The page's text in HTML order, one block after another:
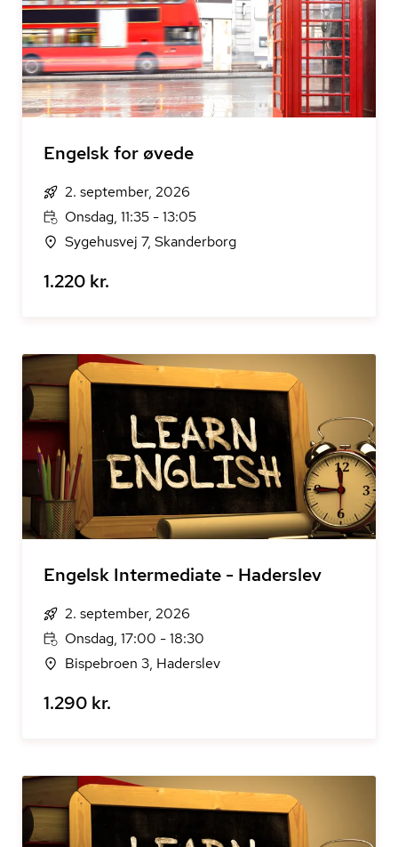
Engelsk for øvede
2. september, 2026
Onsdag, 11:35 - 13:05
Sygehusvej 7, Skanderborg
1.220 kr.
Engelsk Intermediate - Haderslev
2. september, 2026
Onsdag, 17:00 - 18:30
Bispebroen 3, Haderslev
1.290 kr.